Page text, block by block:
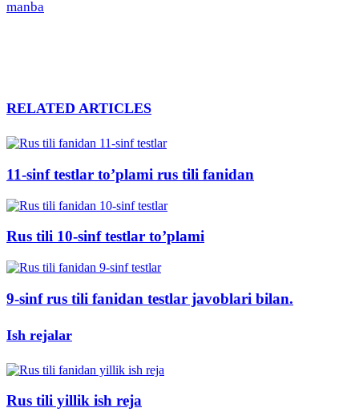
manba
RELATED ARTICLES
11-sinf testlar to’plami rus tili fanidan
Rus tili 10-sinf testlar to’plami
9-sinf rus tili fanidan testlar javoblari bilan.
Ish rejalar
Rus tili yillik ish reja